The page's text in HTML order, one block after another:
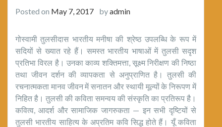
Posted on May 7, 2017 byadmin
गोस्वामी तुलसीदास भारतीय मनीषा की श्रेष्ठ उपलब्धि के रूप में
सदियों से ख्यात रहे हैं। समस्त भारतीय भाषाओं में तुलसी सदृश
प्रतिभा विरल है। उनका काव्य शक्तिमत्ता, सूक्ष्म निरीक्षण की निष्ठा
तथा जीवन दर्शन की व्यापकता से अनुप्राणित है। तुलसी की
रचनात्मकता मानव जीवन में सनातन और स्थायी मूल्यों के निरूपण में
निहित है। तुलसी की कविता समन्वय की संस्कृति का प्रतिरूप है।
कवित्व, आदर्श और सामाजिक जागरुकता — इन सभी दृष्टियों से
तुलसी भारतीय साहित्य के अप्रतिम कवि सिद्ध होते हैं। यूँ कविता